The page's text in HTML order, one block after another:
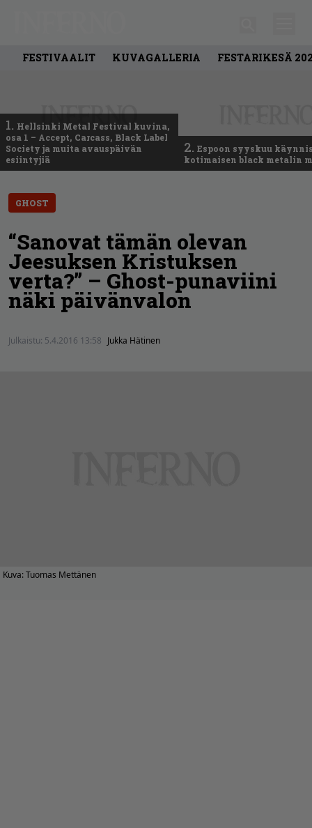
FESTIVAALIT KUVAGALLERIA FESTARIKESÄ
1. Hellsinki Metal Festival kuvina,
osa 1 – Accept, Carcass, Black Label
Society ja muita avauspäivän
esiintyjiä
2. Espoon syyskuu
kotimaisen black metalin
GHOST
“Sanovat tämän olevan
Jeesuksen Kristuksen
verta?” – Ghost-punaviini
näki päivänvalon
Julkaistu: 5.4.2016 13:58 Jukka Hätinen
Kuva: Tuomas Mettänen